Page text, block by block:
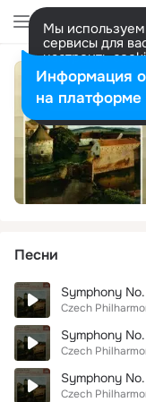
Мы
сервисы для
настроить
представитель.
Разрешить
Песни
Czech
Czech
Czech
Информация о
на